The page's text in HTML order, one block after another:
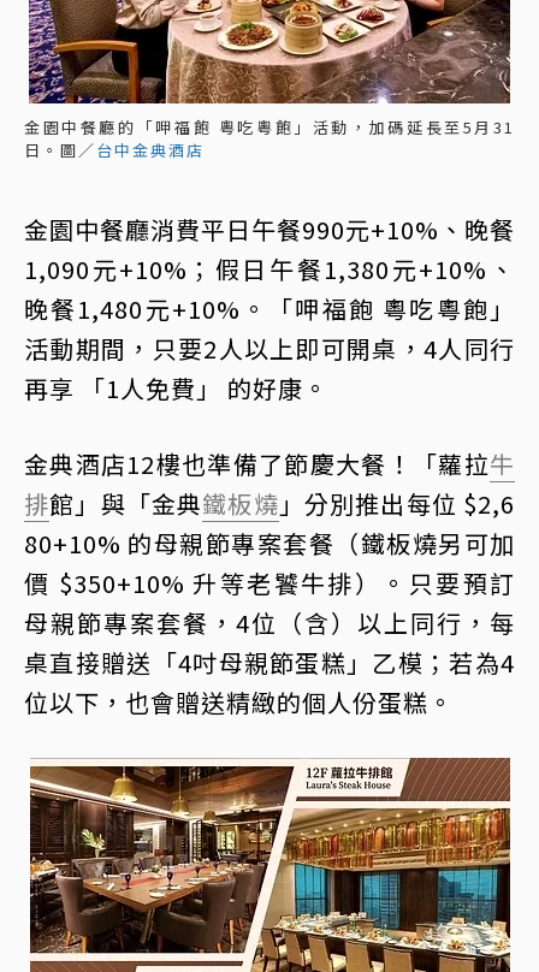
金園中餐廳的「呷福飽 粵吃粵飽」活動，加碼延長至5月31
日。圖／台中金典酒店
金園中餐廳消費平日午餐990元+10%、晚餐
1,090元+10%；假日午餐1,380元+10%、
晚餐1,480元+10%。「呷福飽 粵吃粵飽」
活動期間，只要2人以上即可開桌，4人同行
再享 「1人免費」 的好康。
金典酒店12樓也準備了節慶大餐！「蘿拉牛
排館」與「金典鐵板燒 」分別推出每位 $2,6
80+10% 的母親節專案套餐（鐵板燒另可加
價 $350+10% 升等老饕牛排）。只要預訂
母親節專案套餐，4位（含）以上同行，每
桌直接贈送「4吋母親節蛋糕」乙模；若為4
位以下，也會贈送精緻的個人份蛋糕。